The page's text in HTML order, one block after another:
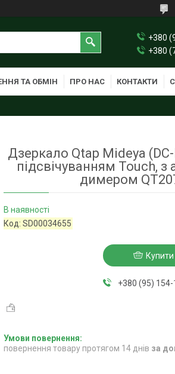
+380
+380
ТА ОБМІН ПРО НАС КОНТАКТИ
Дзеркало Qtap Mideya
підсвічуванням Touch, з
димером
В наявності
Код:SD00034655
Купити
+380 (95)
повернення товару протягом 14 днів за